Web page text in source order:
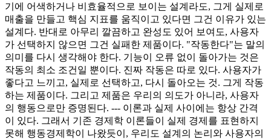
기에 어색하거나 비효율적으로 보이는 설계라도, 그게 실제로
매출을 만들고 핵심 지표를 움직이고 있다면 그건 이유가 있는
설계다. 반대로 아무리 깔끔하고 완성도 있어 보여도, 사용자
가 선택하지 않으면 그건 실패한 제품이다. "작동한다"는 말의
의미를 다시 생각해야 한다. 기능이 오류 없이 돌아가는 것은
작동의 최소 조건일 뿐이다. 진짜 작동은 따로 있다. 사용자가
좋다고 느끼고, 실제로 선택하고, 다시 돌아오는 것. 그게 작동
하는 제품이다. 그리고 제품은 우리의 의도가 아니라, 사용자
의 행동으로만 증명된다. --- 이론과 실제 사이에는 항상 간격
이 있다. 그래서 기존 경제학 이론들이 실제 경제를 표현하지
못해 행동경제학이 나왔듯이, 우리도 설계의 논리와 사용자의